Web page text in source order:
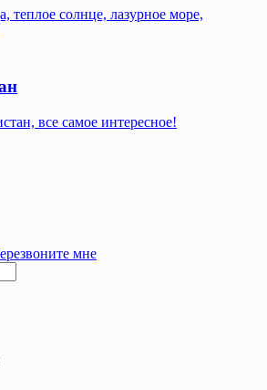
теплое солнце, лазурное море,
все самое интересное!
мне